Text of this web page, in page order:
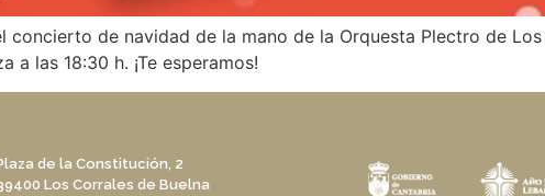
de navidad de la mano de la Orquesta Plectro de
a las 18:30 h. ¡Te esperamos!
de la Constitución, 2
Los Corrales de Buelna